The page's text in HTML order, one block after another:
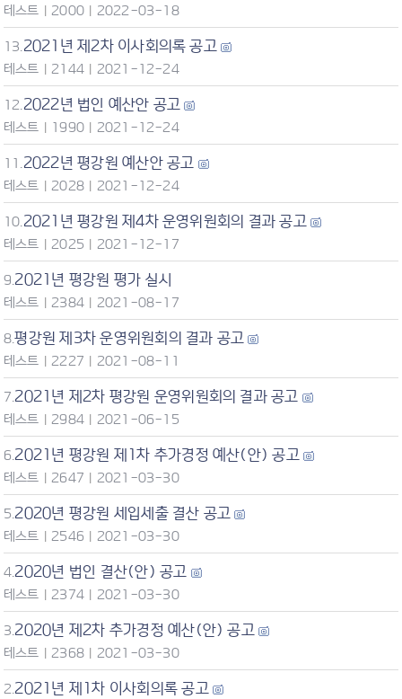
테스트 | 2000 | 2022-03-18
13. 2021년 제2차 이사회의록 공고
테스트 | 2144 | 2021-12-24
12. 2022년 법인 예산안 공고
테스트 | 1990 | 2021-12-24
11. 2022년 평강원 예산안 공고
테스트 | 2028 | 2021-12-24
10. 2021년 평강원 제4차 운영위원회의 결과 공고
테스트 | 2025 | 2021-12-17
9. 2021년 평강원 평가 실시
테스트 | 2384 | 2021-08-17
8.평강원 제3차 운영위원회의 결과 공고
테스트 | 2227 | 2021-08-11
7. 2021년 제2차 평강원 운영위원회의 결과 공고
테스트 | 2984 | 2021-06-15
6. 2021년 평강원 제1차 추가경정 예산(안) 공고
테스트 | 2647 | 2021-03-30
5. 2020년 평강원 세입세출 결산 공고
테스트 | 2546 | 2021-03-30
4. 2020년 법인 결산(안) 공고
테스트 | 2374 | 2021-03-30
3. 2020년 제2차 추가경정 예산(안) 공고
테스트 | 2368 | 2021-03-30
2. 2021년 제1차 이사회의록 공고